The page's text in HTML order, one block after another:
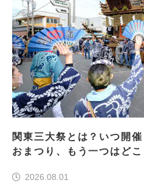
関東三大祭とは？いつ開
おまつり、もう一つはどこ
2026.08.01